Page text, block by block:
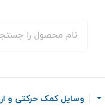
وسایل کمک حرکتی و